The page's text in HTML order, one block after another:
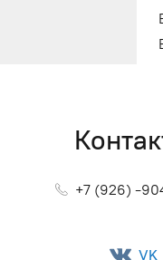
+7 (926) -
VK